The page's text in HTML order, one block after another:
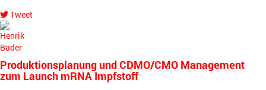
Tweet
pinterest
Produktionsplanung und CDMO/CMO Management
zum Launch mRNA Impfstoff